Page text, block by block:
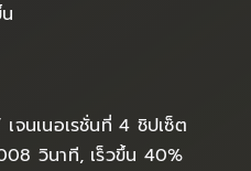
จนเนอเรชั่นที่ 4 ชิปเซ็ต
วินาที, เร็วขึ้น 40%